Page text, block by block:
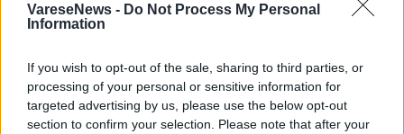
VareseNews - Do Not Process My Personal
Information
If you wish to opt-out of the sale, sharing to third parties, or
processing of your personal or sensitive information for
targeted advertising by us, please use the below opt-out
section to confirm your selection. Please note that after your
ALTRE NOTIZIE DI AZZIO